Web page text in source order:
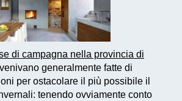
di campagna nella provincia di
generalmente fatte di
per ostacolare il più possibile il
tenendo ovviamente conto